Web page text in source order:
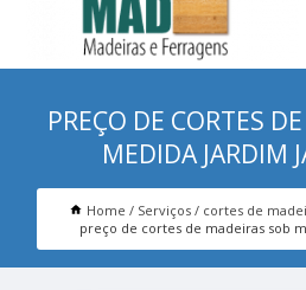
PREÇO DE CORTES
MEDIDA JARDIM
Home Serviços cortes de
preço de cortes de madeiras sob